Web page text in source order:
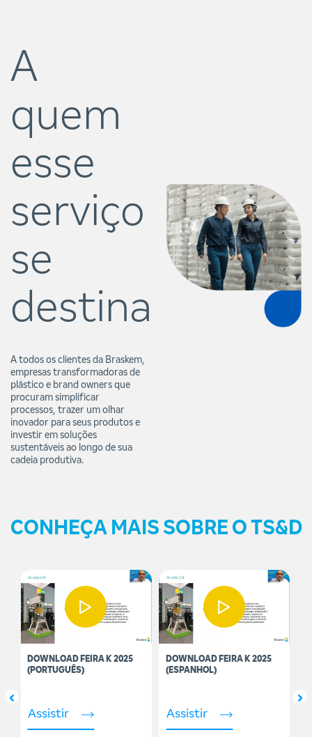
A
quem
esse
serviço
se
destina
A todos os clientes da Braskem,
empresas transformadoras de
plástico e brand owners que
procuram simplificar
processos, trazer um olhar
inovador para seus produtos e
investir em soluções
sustentáveis ao longo de sua
cadeia produtiva.
CONHEÇA MAIS SOBRE O TS&D
DOWNLOAD FEIRA K 2025
(PORTUGUÊS)
Assistir
DOWNLOAD FEIRA K 2025
(ESPANHOL)
Assistir